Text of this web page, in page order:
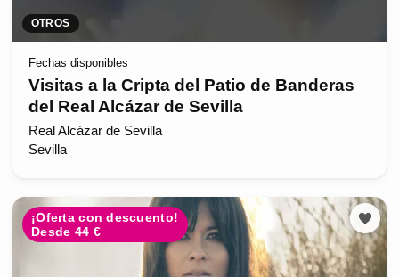
OTROS
Fechas disponibles
Visitas a la Cripta del Patio de Banderas
del Real Alcázar de Sevilla
Real Alcázar de Sevilla
Sevilla
¡Oferta con descuento!
Desde 44 €